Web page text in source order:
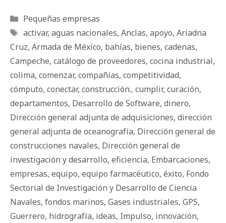
Categorías
Pequeñas empresas
Etiquetas
activar, aguas nacionales, Anclas, apoyo, Ariadna
Cruz, Armada de México, bahías, bienes, cadenas,
Campeche, catálogo de proveedores, cocina industrial,
colima, comenzar, compañías, competitividad,
cómputo, conectar, construcción., cumplir, curación,
departamentos, Desarrollo de Software, dinero,
Dirección general adjunta de adquisiciones, dirección
general adjunta de oceanografía, Dirección general de
construcciones navales, Dirección general de
investigación y desarrollo, eficiencia, Embarcaciones,
empresas, equipo, equipo farmacéutico, éxito, Fondo
Sectorial de Investigación y Desarrollo de Ciencia
Navales, fondos marinos, Gases industriales, GPS,
Guerrero, hidrografía, ideas, Impulso, innovación,